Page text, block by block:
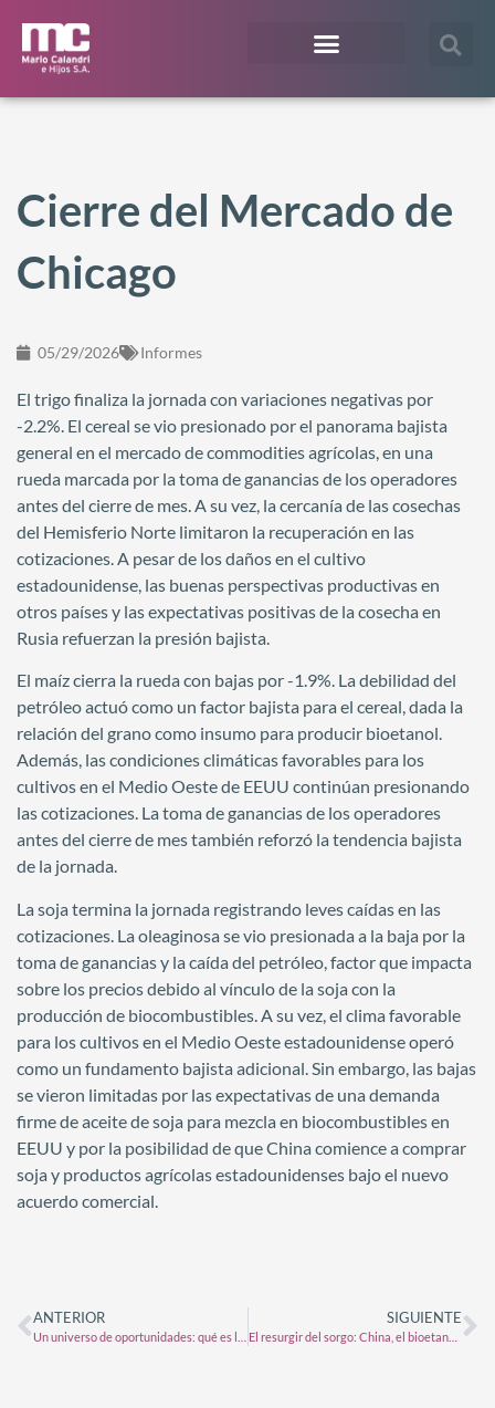
Cierre del Mercado de
Chicago
05/29/2026 Informes
El trigo finaliza la jornada con variaciones negativas por
-2.2%. El cereal se vio presionado por el panorama bajista
general en el mercado de commodities agrícolas, en una
rueda marcada por la toma de ganancias de los operadores
antes del cierre de mes. A su vez, la cercanía de las cosechas
del Hemisferio Norte limitaron la recuperación en las
cotizaciones. A pesar de los daños en el cultivo
estadounidense, las buenas perspectivas productivas en
otros países y las expectativas positivas de la cosecha en
Rusia refuerzan la presión bajista.
El maíz cierra la rueda con bajas por -1.9%. La debilidad del
petróleo actuó como un factor bajista para el cereal, dada la
relación del grano como insumo para producir bioetanol.
Además, las condiciones climáticas favorables para los
cultivos en el Medio Oeste de EEUU continúan presionando
las cotizaciones. La toma de ganancias de los operadores
antes del cierre de mes también reforzó la tendencia bajista
de la jornada.
La soja termina la jornada registrando leves caídas en las
cotizaciones. La oleaginosa se vio presionada a la baja por la
toma de ganancias y la caída del petróleo, factor que impacta
sobre los precios debido al vínculo de la soja con la
producción de biocombustibles. A su vez, el clima favorable
para los cultivos en el Medio Oeste estadounidense operó
como un fundamento bajista adicional. Sin embargo, las bajas
se vieron limitadas por las expectativas de una demanda
firme de aceite de soja para mezcla en biocombustibles en
EEUU y por la posibilidad de que China comience a comprar
soja y productos agrícolas estadounidenses bajo el nuevo
acuerdo comercial.
ANTERIOR SIGUIENTE
El resurgir del sorgo: China, el bioetanol y la avicultura abren nuevas oportunidades